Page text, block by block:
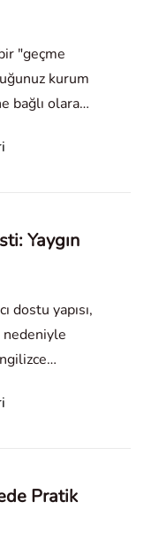
"geçme
kurum
bağlı olarak
mükemmel
Yaygın
dostu yapısı,
nedeniyle
Pratik